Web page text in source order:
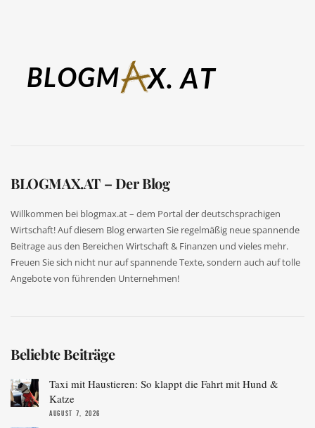
BLOGMAX.AT – Der Blog
Willkommen bei blogmax.at – dem Portal der deutschsprachigen
Wirtschaft! Auf diesem Blog erwarten Sie regelmäßig neue spannende
Beitrage aus den Bereichen Wirtschaft & Finanzen und vieles mehr.
Freuen Sie sich nicht nur auf spannende Texte, sondern auch auf tolle
Angebote von führenden Unternehmen!
Beliebte Beiträge
Taxi mit Haustieren: So klappt die Fahrt mit Hund &
Katze
AUGUST 7, 2026